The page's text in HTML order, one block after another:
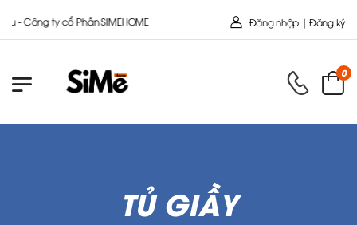
ty cổ Phần SIMEHOME Đăng nhập | Đăng ký
0
TỦ GIẦY